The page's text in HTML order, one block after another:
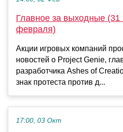
Главное за выходные
февраля)
Акции игровых компаний
новостей о Project Genie,
разработчика Ashes of
знак протеста против д...
17:00, 03 Окт